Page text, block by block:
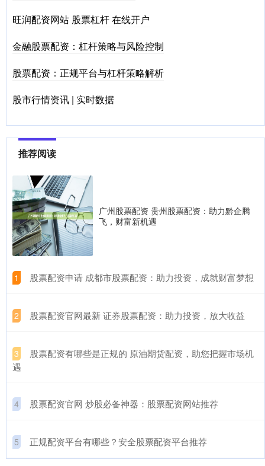
旺润配资网站 股票杠杆 在线开户
金融股票配资：杠杆策略与风险控制
股票配资：正规平台与杠杆策略解析
股市行情资讯 | 实时数据
推荐阅读
广州股票配资 贵州股票配资：助力黔企腾
飞，财富新机遇
1 ​股票配资申请 成都市股票配资：助力投资，成就财富梦想
2 ​股票配资官网最新 证券股票配资：助力投资，放大收益
3
​股票配资有哪些是正规的 原油期货配资，助您把握市场机
遇
4 ​股票配资官网 炒股必备神器：股票配资网站推荐
5 ​正规配资平台有哪些？安全股票配资平台推荐